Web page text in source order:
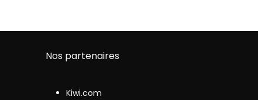
Nos partenaires
Kiwi.com